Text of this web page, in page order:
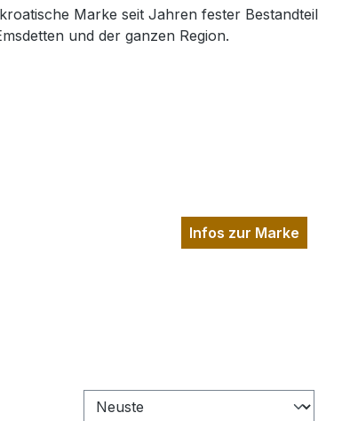
Marke seit Jahren fester Bestandteil
und der ganzen Region.
Infos zur Marke